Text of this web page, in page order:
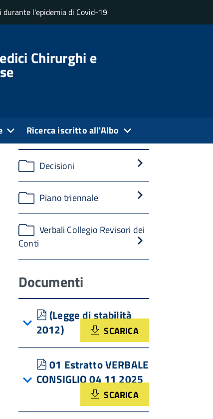
l'epidemia di Covid-19
Chirurghi e
Ricerca iscritto all'Albo
Amministrazione
Documenti
Decisioni
Piano triennale
Verbali Collegio Revisori dei
Conti
Documenti
pdf
(Legge di stabilità
2012)
SCARICA
pdf
01 Estratto VERBALE
CONSIGLIO 04 11 2025
SCARICA